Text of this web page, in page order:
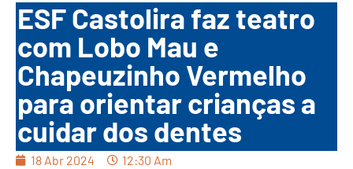
ESF Castolira faz teatro
com Lobo Mau e
Chapeuzinho Vermelho
para orientar crianças a
cuidar dos dentes
18 Abr 2024 12:30 Am